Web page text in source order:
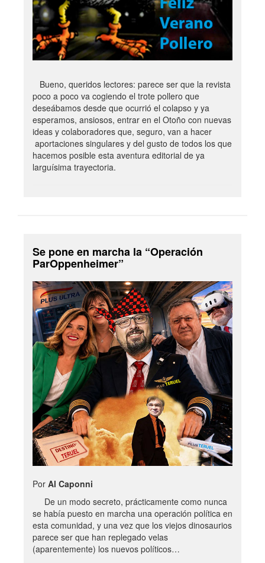
Bueno, queridos lectores: parece ser que la revista
poco a poco va cogiendo el trote pollero que
deseábamos desde que ocurrió el colapso y ya
esperamos, ansiosos, entrar en el Otoño con nuevas
ideas y colaboradores que, seguro, van a hacer
aportaciones singulares y del gusto de todos los que
hacemos posible esta aventura editorial de ya
larguísima trayectoria.
Se pone en marcha la “Operación
ParOppenheimer”
Por Al Caponni
De un modo secreto, prácticamente como nunca
se había puesto en marcha una operación política en
esta comunidad, y una vez que los viejos dinosaurios
parece ser que han replegado velas
(aparentemente) los nuevos políticos…